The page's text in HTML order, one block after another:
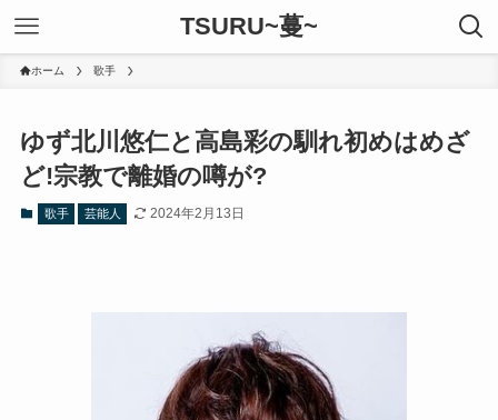
TSURU~蔓~
ホーム 歌手
ゆず北川悠仁と高島彩の馴れ初めはめざ
ど!宗教で離婚の噂が?
歌手 芸能人 2024年2月13日